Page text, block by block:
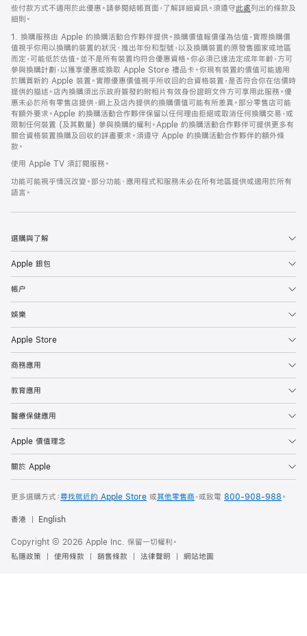
-
日
地
堡
-
角
驚
魂
-
樂
佈
局
-
婦
灣
-
貴
鄰
住
偷
-
主
組
織
與
神
秘
-
空
驕
子
-
電
影
些付款方式不適用於此優惠。請參閱結帳頁面，了解詳細資訊。須遵守此處列出的條款及
細則。
1. 換購服務由 Apple 的換購活動合作夥伴提供。換購價值報價僅為估值，實際換購價
值視乎你用以換購的裝置的狀況、推出年份和型號，以及換購裝置的原發售國家或地區
而定，可能低於估值。並不是所有裝置均符合優惠資格。你必須已達法定成年年齡，方可
參與換購計劃，以獲享優惠或換取 Apple Store 禮品卡。你現有裝置的價值可能適用
於購買新的 Apple 裝置。實際優惠價值視乎所收回的合資格裝置，是否符合你在估價時
提供的描述。店內換購須出示政府簽發的附相片有效身份證明文件方可享用此服務。優
惠未必於所有零售店提供，網上及店內提供的換購價值可能有所差異。部分零售店可能
有額外要求。Apple 的換購活動合作夥伴保留以任何理由拒絕或取消任何換購交易，或
限制任何裝置 (及其數量) 參與換購的權利。Apple 的換購活動合作夥伴可提供更多有
關合資格裝置換購及回收的詳盡要求。須遵守 Apple 的換購活動合作夥伴的額外條
款。
使用 Apple TV 須訂閱服務。
功能可能視乎情況改變。部分功能、應用程式和服務未必在所有地區提供或適用於所有
語言。
選購與了解
Apple 銀包
帳户
娛樂
Apple Store
商務應用
教育應用
醫療保健應用
Apple 價值理念
關於 Apple
更多選購方式：尋找就近的 Apple Store 或其他零售商 ，或致電 800-908-988 。
香港 English
Copyright © 2026 Apple Inc. 保留一切權利。
私隱政策
使用條款 銷售條款 法律聲明 網站地圖